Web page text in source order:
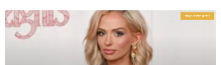
חדשות סלבס בעולם